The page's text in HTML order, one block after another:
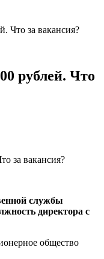
Что за вакансия?
рублей. Что
службы
директора с
общество